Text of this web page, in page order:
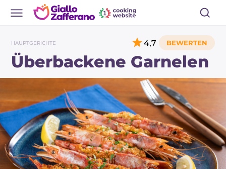
HAUPTGERICHTE
Überbackene Garnelen
4,7